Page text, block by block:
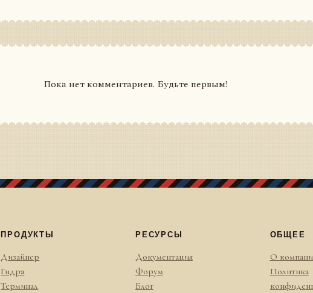
Пока нет комментариев. Будьте первым!
ПРОДУКТЫ
Дизайнер
Гидра
Терминал
РЕСУРСЫ
Документация
Форум
Блог
ОБЩЕЕ
О
Политика